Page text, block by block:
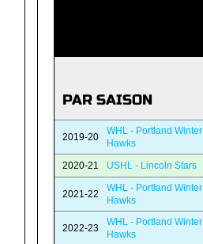
PAR SAISON
2019-20
WHL - Portland Winter
Hawks
2020-21 USHL - Lincoln Stars
2021-22
WHL - Portland Winter
Hawks
2022-23
WHL - Portland Winter
Hawks